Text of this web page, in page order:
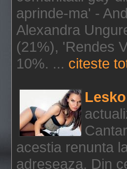
aprinde-ma' -
Alexandra
(21%), 'Rendes
10%. ... citeste
acestia renunta
adreseaza. Din